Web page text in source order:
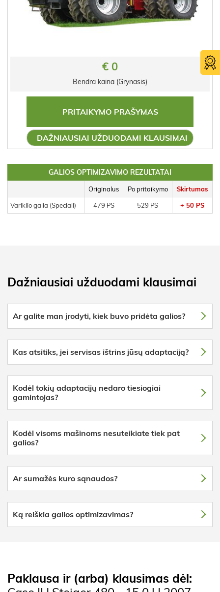
€ 0
Bendra kaina (Grynasis)
PRITAIKYMO PRAŠYMAS
DAŽNIAUSIAI UŽDUODAMI KLAUSIMAI
GALIOS OPTIMIZAVIMO REZULTATAI
Originalus Po pritaikymo Skirtumas
Variklio galia (Speciali) 479 PS 529 PS + 50 PS
Dažniausiai užduodami klausimai
Ar galite man įrodyti, kiek buvo pridėta galios?
Kas atsitiks, jei servisas ištrins jūsų adaptaciją?
Kodėl tokių adaptacijų nedaro tiesiogiai
gamintojas?
Kodėl visoms mašinoms nesuteikiate tiek pat
galios?
Ar sumažės kuro sąnaudos?
Ką reiškia galios optimizavimas?
Paklausa ir (arba) klausimas dėl: